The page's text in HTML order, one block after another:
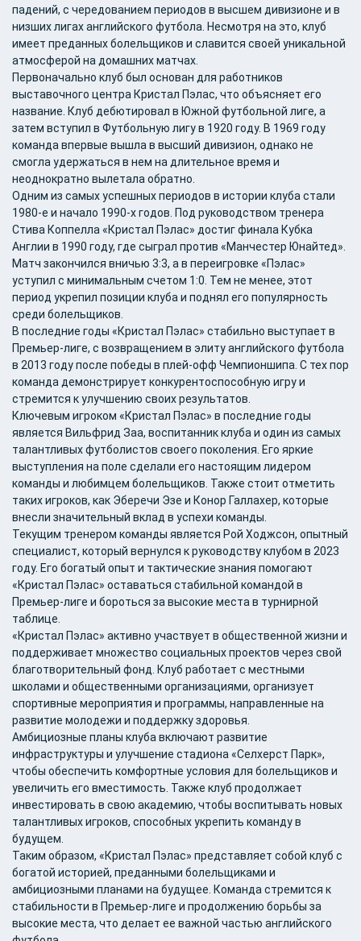
падений, с чередованием периодов в высшем дивизионе и в
низших лигах английского футбола. Несмотря на это, клуб
имеет преданных болельщиков и славится своей уникальной
атмосферой на домашних матчах.
Первоначально клуб был основан для работников
выставочного центра Кристал Пэлас, что объясняет его
название. Клуб дебютировал в Южной футбольной лиге, а
затем вступил в Футбольную лигу в 1920 году. В 1969 году
команда впервые вышла в высший дивизион, однако не
смогла удержаться в нем на длительное время и
неоднократно вылетала обратно.
Одним из самых успешных периодов в истории клуба стали
1980-е и начало 1990-х годов. Под руководством тренера
Стива Коппелла «Кристал Пэлас» достиг финала Кубка
Англии в 1990 году, где сыграл против «Манчестер Юнайтед».
Матч закончился вничью 3:3, а в переигровке «Пэлас»
уступил с минимальным счетом 1:0. Тем не менее, этот
период укрепил позиции клуба и поднял его популярность
среди болельщиков.
В последние годы «Кристал Пэлас» стабильно выступает в
Премьер-лиге, с возвращением в элиту английского футбола
в 2013 году после победы в плей-офф Чемпионшипа. С тех пор
команда демонстрирует конкурентоспособную игру и
стремится к улучшению своих результатов.
Ключевым игроком «Кристал Пэлас» в последние годы
является Вильфрид Заа, воспитанник клуба и один из самых
талантливых футболистов своего поколения. Его яркие
выступления на поле сделали его настоящим лидером
команды и любимцем болельщиков. Также стоит отметить
таких игроков, как Эберечи Эзе и Конор Галлахер, которые
внесли значительный вклад в успехи команды.
Текущим тренером команды является Рой Ходжсон, опытный
специалист, который вернулся к руководству клубом в 2023
году. Его богатый опыт и тактические знания помогают
«Кристал Пэлас» оставаться стабильной командой в
Премьер-лиге и бороться за высокие места в турнирной
таблице.
«Кристал Пэлас» активно участвует в общественной жизни и
поддерживает множество социальных проектов через свой
благотворительный фонд. Клуб работает с местными
школами и общественными организациями, организует
спортивные мероприятия и программы, направленные на
развитие молодежи и поддержку здоровья.
Амбициозные планы клуба включают развитие
инфраструктуры и улучшение стадиона «Селхерст Парк»,
чтобы обеспечить комфортные условия для болельщиков и
увеличить его вместимость. Также клуб продолжает
инвестировать в свою академию, чтобы воспитывать новых
талантливых игроков, способных укрепить команду в
будущем.
Таким образом, «Кристал Пэлас» представляет собой клуб с
богатой историей, преданными болельщиками и
амбициозными планами на будущее. Команда стремится к
стабильности в Премьер-лиге и продолжению борьбы за
высокие места, что делает ее важной частью английского